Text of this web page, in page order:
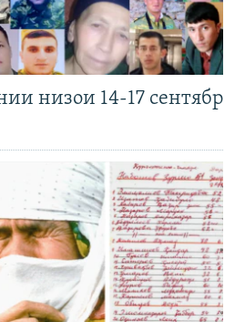
низои 14-17 сентябр